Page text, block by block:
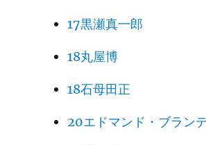
17黒瀬真一郎
18丸屋博
18石母田正
20エドマンド・ブラン